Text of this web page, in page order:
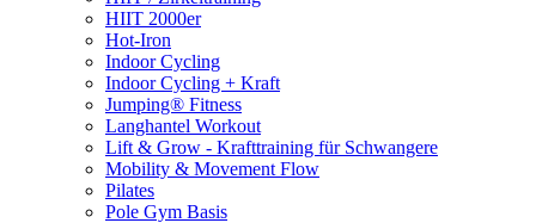
HIIT 2000er
Hot-Iron
Indoor Cycling
Indoor Cycling + Kraft
Jumping® Fitness
Langhantel Workout
Lift & Grow - Krafttraining für Schwangere
Mobility & Movement Flow
Pilates
Pole Gym Basis